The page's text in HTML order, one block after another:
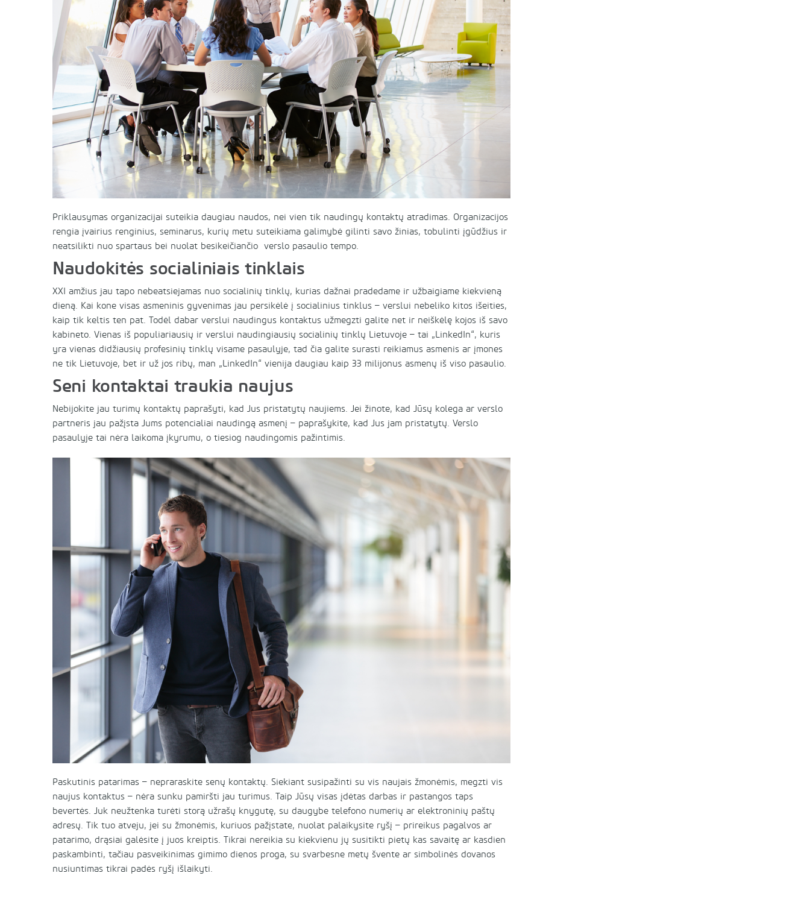
Priklausymas organizacijai suteikia daugiau naudos, nei vien tik naudingų kontaktų atradimas. Organizacijos
rengia įvairius renginius, seminarus, kurių metu suteikiama galimybė gilinti savo žinias, tobulinti įgūdžius ir
neatsilikti nuo spartaus bei nuolat besikeičiančio verslo pasaulio tempo.
Naudokitės socialiniais tinklais
XXI amžius jau tapo nebeatsiejamas nuo socialinių tinklų, kurias dažnai pradedame ir užbaigiame kiekvieną
dieną. Kai kone visas asmeninis gyvenimas jau persikėlė į socialinius tinklus – verslui nebeliko kitos išeities,
kaip tik keltis ten pat. Todėl dabar verslui naudingus kontaktus užmegzti galite net ir neiškėlę kojos iš savo
kabineto. Vienas iš populiariausių ir verslui naudingiausių socialinių tinklų Lietuvoje – tai „LinkedIn“, kuris
yra vienas didžiausių profesinių tinklų visame pasaulyje, tad čia galite surasti reikiamus asmenis ar įmones
ne tik Lietuvoje, bet ir už jos ribų, man „LinkedIn“ vienija daugiau kaip 33 milijonus asmenų iš viso pasaulio.
Seni kontaktai traukia naujus
Nebijokite jau turimų kontaktų paprašyti, kad Jus pristatytų naujiems. Jei žinote, kad Jūsų kolega ar verslo
partneris jau pažįsta Jums potencialiai naudingą asmenį – paprašykite, kad Jus jam pristatytų. Verslo
pasaulyje tai nėra laikoma įkyrumu, o tiesiog naudingomis pažintimis.
Paskutinis patarimas – nepraraskite senų kontaktų. Siekiant susipažinti su vis naujais žmonėmis, megzti vis
naujus kontaktus – nėra sunku pamiršti jau turimus. Taip Jūsų visas įdėtas darbas ir pastangos taps
bevertės. Juk neužtenka turėti storą užrašų knygutę, su daugybe telefono numerių ar elektroninių paštų
adresų. Tik tuo atveju, jei su žmonėmis, kuriuos pažįstate, nuolat palaikysite ryšį – prireikus pagalvos ar
patarimo, drąsiai galėsite į juos kreiptis. Tikrai nereikia su kiekvienu jų susitikti pietų kas savaitę ar kasdien
paskambinti, tačiau pasveikinimas gimimo dienos proga, su svarbesne metų švente ar simbolinės dovanos
nusiuntimas tikrai padės ryšį išlaikyti.